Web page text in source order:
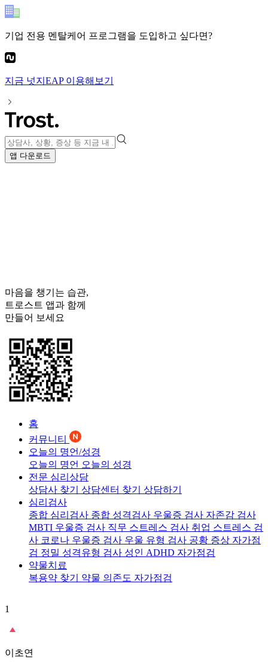
기업 전용 멘탈케어 프로그램을 도입하고 싶다면?
지금 넛지EAP이용해보기
앱 다운로드
마음을 챙기는 습관,
트로스트 앱과 함께
만들어 보세요
홈
커뮤니티
오늘의 명언/성경
오늘의 명언 오늘의 성경
전문 심리상담
상담사 찾기 상담센터 찾기 상담하기
심리검사
종합 심리검사 종합 성격검사 우울증 검사 자존감 검사
MBTI 우울증 검사 직무 스트레스 검사 취업 스트레스 검
사 코로나 우울증 검사 우울 유형 검사 공황 증상 자가점
검 정밀 성격유형 검사 성인 ADHD 자가점검
약물치료
복용약 찾기 약물 의존도 자가점검
1
이초연